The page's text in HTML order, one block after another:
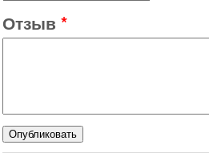
Отзыв *